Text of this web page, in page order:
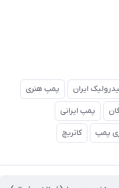
ایران پمپ هنری
پمپ ایرانی
پمپ کاتریچ